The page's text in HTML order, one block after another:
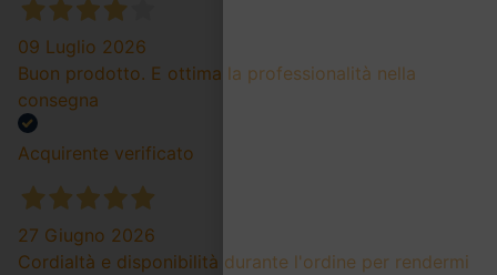
09 Luglio 2026
Buon prodotto. E ottima la professionalità nella
consegna
Acquirente verificato
27 Giugno 2026
Cordialtà e disponibilità durante l'ordine per rendermi